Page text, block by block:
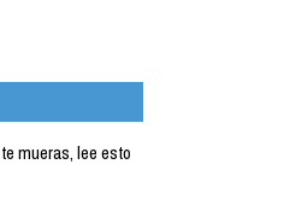
mueras, lee esto